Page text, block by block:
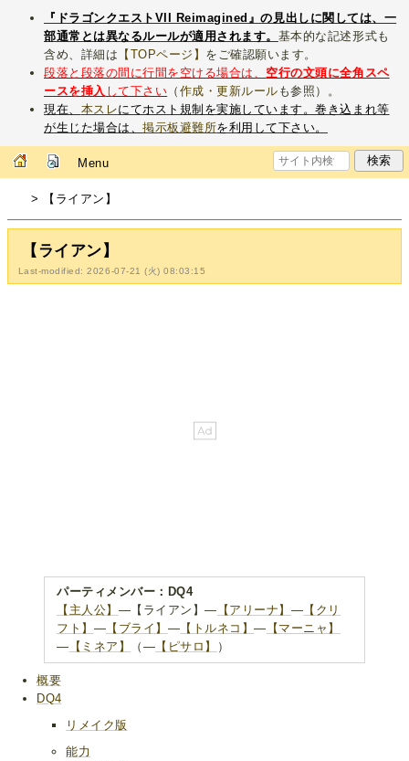
『ドラゴンクエストVII Reimagined』の見出しに関しては、一
部通常とは異なるルールが適用されます。 基本的な記述形式も
含め、詳細は 【TOPページ】 をご確認願います。
段落と段落の間に行間を空ける場合は、 空行の文頭に全角スペ
ースを挿入 して下さい （ 作成・更新ルール も参照）。
現在、 本スレにてホスト規制を実施しています。巻き込まれ等
が生じた場合は、掲示板避難所を利用して下さい。
Menu
> 【ライアン】
【ライアン】
Last-modified: 2026-07-21 (火) 08:03:15
パーティメンバー：DQ4
【主人公】 ―【ライアン】― 【アリーナ】 ― 【クリ
フト】 ― 【ブライ】 ― 【トルネコ】― 【マーニャ】
― 【ミネア】 （― 【ピサロ】 ）
概要
DQ4
リメイク版
能力